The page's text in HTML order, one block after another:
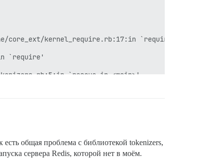
core_ext/kernel_require.rb:17:in `require'
`require'
`rescue in <main>'
общая проблема с библиотекой tokenizers,
сервера Redis, которой нет в моём.